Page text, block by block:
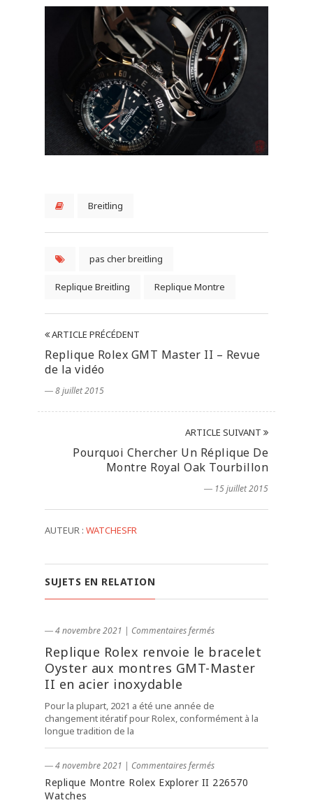
Breitling
pas cher breitling
Replique Breitling Replique Montre
ARTICLE PRÉCÉDENT
Replique Rolex GMT Master II – Revue
de la vidéo
― 8 juillet 2015
ARTICLE SUIVANT
Pourquoi Chercher Un Réplique De
Montre Royal Oak Tourbillon
― 15 juillet 2015
AUTEUR : WATCHESFR
SUJETS EN RELATION
― 4 novembre 2021 | Commentaires fermés
Replique Rolex renvoie le bracelet
Oyster aux montres GMT-Master
II en acier inoxydable
Pour la plupart, 2021 a été une année de
changement itératif pour Rolex, conformément à la
longue tradition de la
― 4 novembre 2021 | Commentaires fermés
Replique Montre Rolex Explorer II 226570
Watches